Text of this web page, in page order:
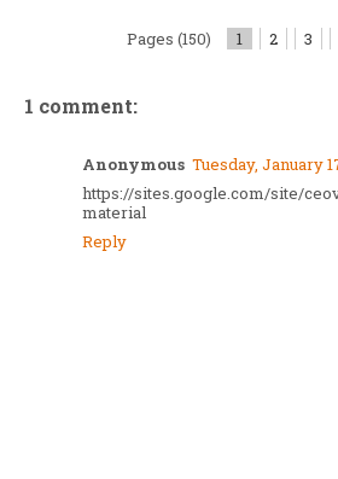
Pages (150) 1 2 3
1 comment:
Anonymous Tuesday, January
https://sites.google.com/site/
material
Reply